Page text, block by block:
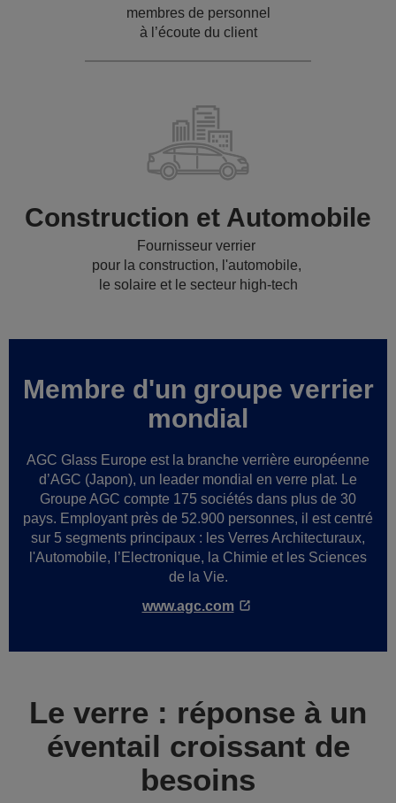
membres de personnel
à l’écoute du client
Construction et Automobile
Fournisseur verrier
pour la construction, l'automobile,
le solaire et le secteur high-tech
Membre d'un groupe verrier
mondial
AGC Glass Europe est la branche verrière européenne
d’AGC (Japon), un leader mondial en verre plat. Le
Groupe AGC compte 175 sociétés dans plus de 30
pays. Employant près de 52.900 personnes, il est centré
sur 5 segments principaux : les Verres Architecturaux,
l'Automobile, l’Electronique, la Chimie et les Sciences
de la Vie.
www.agc.com
Le verre : réponse à un
éventail croissant de
besoins